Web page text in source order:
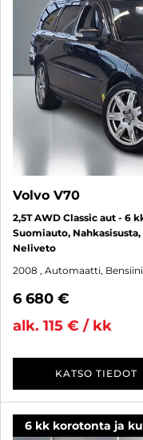
Volvo V70
2,5T AWD Classic aut - 6
Suomiauto,
Neliveto
2008 , Automaatti,
6 680 €
alk. 115 € / kk
KATSO TIEDOT
6 kk korotonta ja